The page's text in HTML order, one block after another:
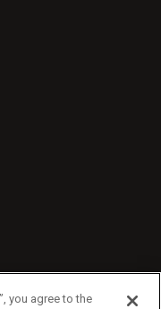
you agree to the